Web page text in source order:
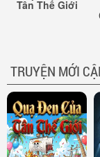
Tân Thế Giới
TRUYỆN MỚI